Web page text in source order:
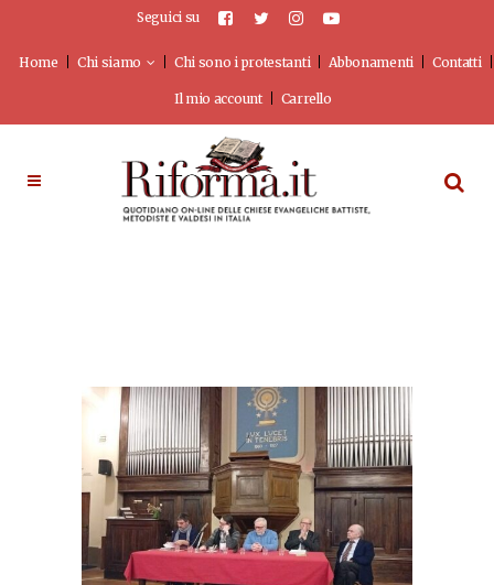
Seguici su
Home Chi siamo Chi sono i protestanti Abbonamenti Contatti
Il mio account Carrello